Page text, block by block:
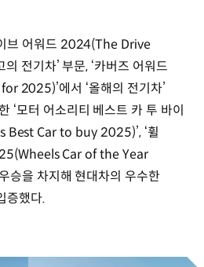
브 어워드 2024(The Drive
전기차’ 부문, ‘카버즈 어워드
2025)’에서 ‘올해의 전기차’
‘모터 어소리티 베스트 카 투 바이
Car to buy 2025)’, ‘휠
Car of the Year
을 차지해 현대차의 우수한
증했다.